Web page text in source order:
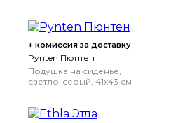
+ комиссия за доставку
Pynten Пюнтен
Подушка на сиденье,
светло-серый, 41x43 см